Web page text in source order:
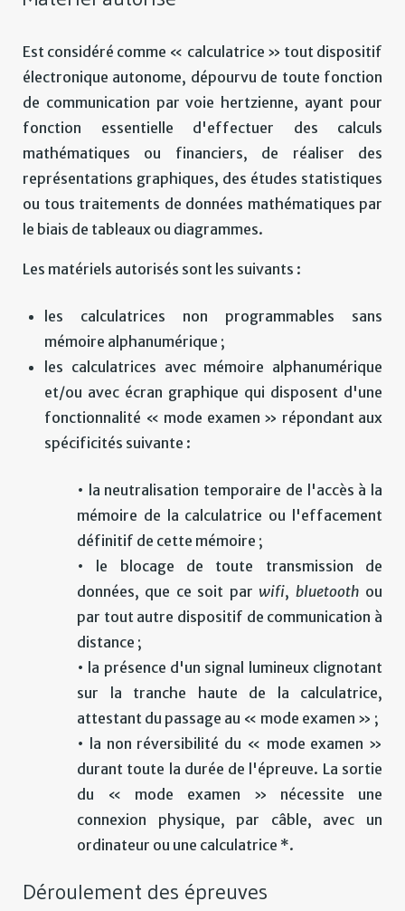
Est considéré comme « calculatrice » tout dispositif
électronique autonome, dépourvu de toute fonction
de communication par voie hertzienne, ayant pour
fonction essentielle d'effectuer des calculs
mathématiques ou financiers, de réaliser des
représentations graphiques, des études statistiques
ou tous traitements de données mathématiques par
le biais de tableaux ou diagrammes.
Les matériels autorisés sont les suivants :
les calculatrices non programmables sans
mémoire alphanumérique ;
les calculatrices avec mémoire alphanumérique
et/ou avec écran graphique qui disposent d'une
fonctionnalité « mode examen » répondant aux
spécificités suivante :
• la neutralisation temporaire de l'accès à la
mémoire de la calculatrice ou l'effacement
définitif de cette mémoire ;
• le blocage de toute transmission de
données, que ce soit par wifi, bluetooth ou
par tout autre dispositif de communication à
distance ;
• la présence d'un signal lumineux clignotant
sur la tranche haute de la calculatrice,
attestant du passage au « mode examen » ;
• la non réversibilité du « mode examen »
durant toute la durée de l'épreuve. La sortie
du « mode examen » nécessite une
connexion physique, par câble, avec un
ordinateur ou une calculatrice *.
Déroulement des épreuves